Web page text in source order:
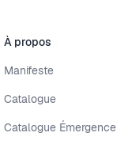
À propos
Manifeste
Catalogue
Catalogue Émergence